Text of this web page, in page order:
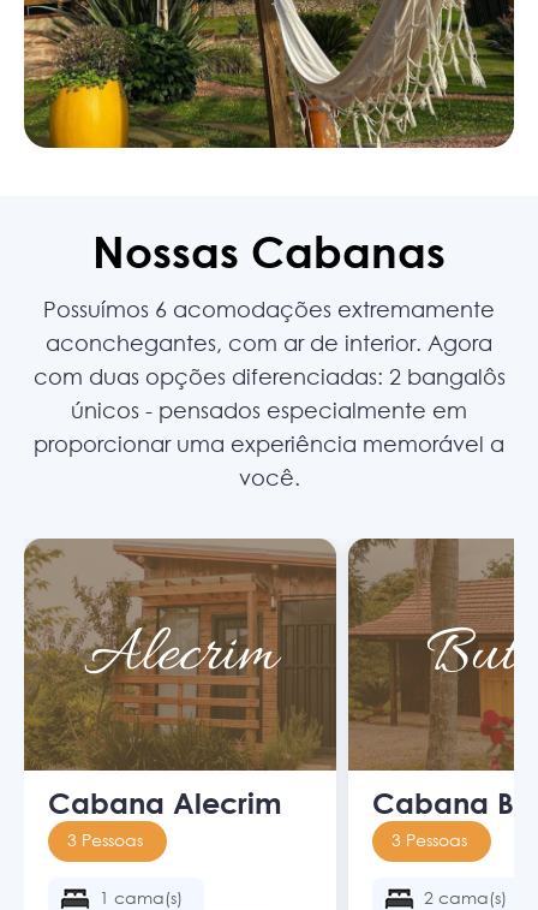
Nossas Cabanas
Possuímos 6 acomodações extremamente
aconchegantes, com ar de interior. Agora
com duas opções diferenciadas: 2 bangalôs
únicos - pensados especialmente em
proporcionar uma experiência memorável a
você.
Alecrim
Cabana Alecrim
3 Pessoas
1 cama(s)
Cabana
3 Pessoas
2 cama(s)